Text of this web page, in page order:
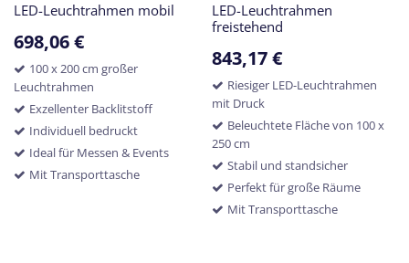
LED-Leuchtrahmen mobil
698,06€
100 x 200 cm großer
Leuchtrahmen
Exzellenter Backlitstoff
Individuell bedruckt
Ideal für Messen & Events
Mit Transporttasche
LED-Leuchtrahmen
freistehend
843,17€
Riesiger LED-Leuchtrahmen
mit Druck
Beleuchtete Fläche von 100 x
250 cm
Stabil und standsicher
Perfekt für große Räume
Mit Transporttasche